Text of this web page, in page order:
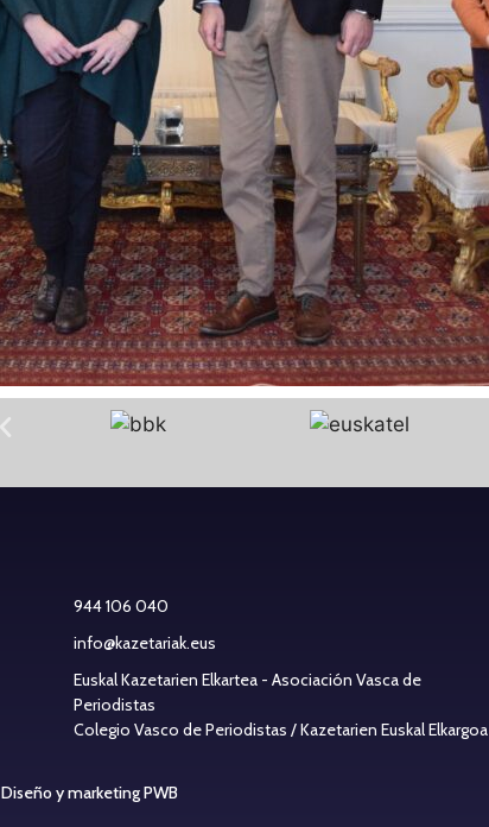
944 106 040
info@kazetariak.eus
Euskal Kazetarien Elkartea - Asociación Vasca de
Periodistas
Colegio Vasco de Periodistas / Kazetarien Euskal Elkargoa
Diseño y marketing PWB